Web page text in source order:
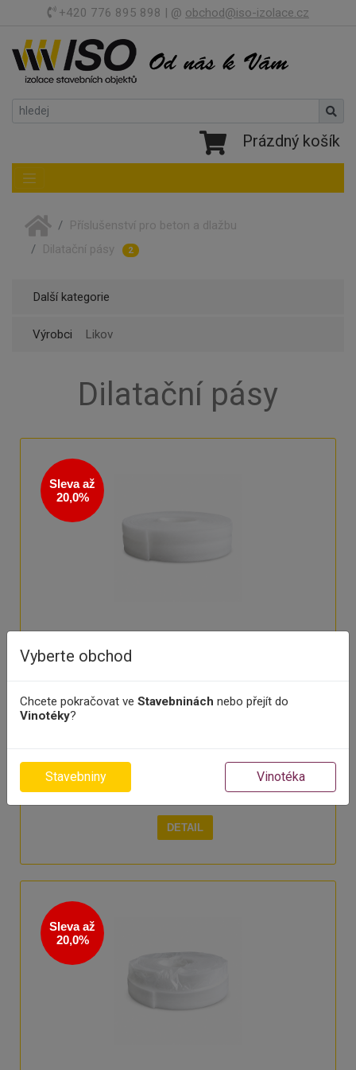
Vyberte obchod
Chcete pokračovat ve Stavebninách nebo přejít do
Vinotéky?
Stavebniny Vinotéka
+420 776 895 898 | @ obchod@iso-izolace.cz
Prázdný košík
Toggle navigation
Příslušenství pro beton a dlažbu
Dilatační pásy
2
Další kategorie
Výrobci Likov
Dilatační pásy
Sleva až
20,0%
tepelné roztažnosti podlah Materiál - pěnový
polyethylen Použití - pro vytvoření dilatace mezi
pro podlahové topení .
DETAIL
Sleva až
20,0%